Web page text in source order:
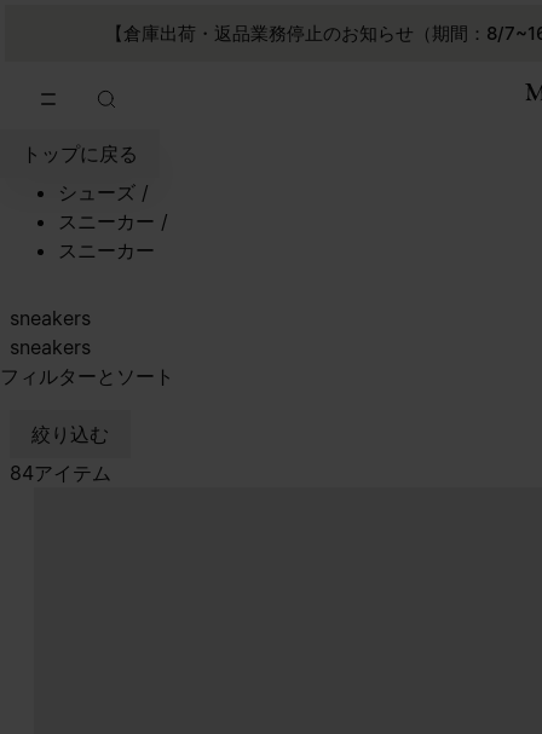
【倉庫出荷・返品業務停止のお知らせ（期間：8/
トップに戻る
シューズ /
スニーカー /
スニーカー
sneakers
sneakers
フィルターとソート
絞り込む
84アイテム